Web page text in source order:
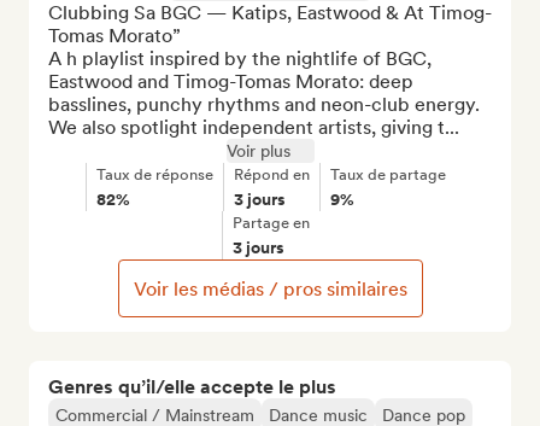
Genres qu’il/elle accepte le plus
Commercial / Mainstream Dance music
Dance pop
Clubbing Sa BGC — Katips, Eastwood & At Timog-
Tomas Morato”
A h playlist inspired by the nightlife of BGC,
Eastwood and Timog-Tomas Morato: deep
basslines, punchy rhythms and neon-club energy.
We also spotlight independent artists, giving t...
Voir plus
Taux de réponse
82%
Répond en
3 jours
Taux de partage
9%
Partage en
3 jours
Voir les médias / pros similaires